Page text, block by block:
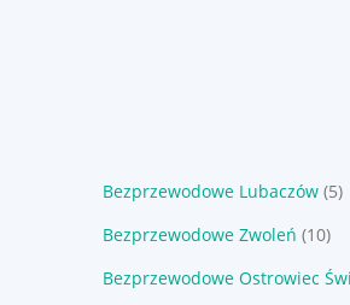
Bezprzewodowe Lubaczów (5)
Bezprzewodowe Zwoleń (10)
Bezprzewodowe Ostrowiec